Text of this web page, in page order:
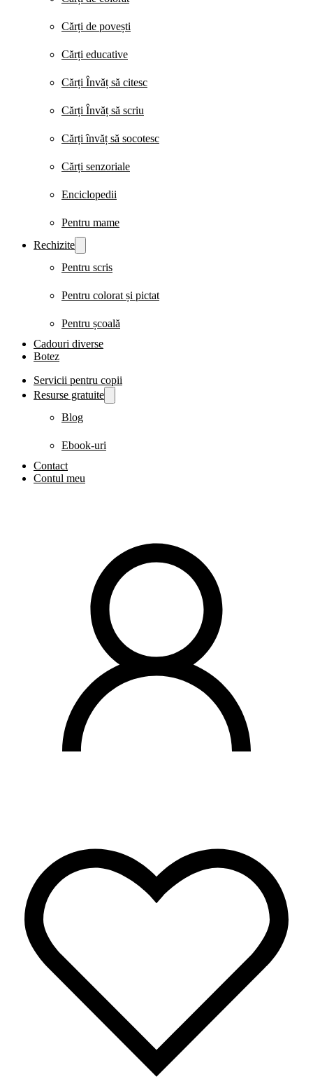
Cărți de povești
Cărți educative
Cărți Învăț să citesc
Cărți Învăț să scriu
Cărți învăț să socotesc
Cărți senzoriale
Enciclopedii
Pentru mame
Rechizite
Pentru scris
Pentru colorat și pictat
Pentru școală
Cadouri diverse
Botez
Servicii pentru copii
Resurse gratuite
Blog
Ebook-uri
Contact
Contul meu